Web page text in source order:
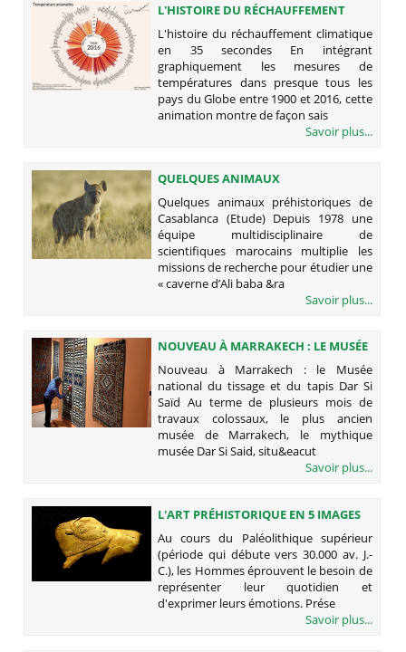
L'HISTOIRE DU RÉCHAUFFEMENT
CLIMATIQUE EN 35 SECONDES
L'histoire du réchauffement climatique
en 35 secondes En intégrant
graphiquement les mesures de
températures dans presque tous les
pays du Globe entre 1900 et 2016, cette
animation montre de façon sais
Savoir plus...
QUELQUES ANIMAUX
PRÉHISTORIQUES DE CASABLANCA
(ETUDE)
Quelques animaux préhistoriques de
Casablanca (Etude) Depuis 1978 une
équipe multidisciplinaire de
scientifiques marocains multiplie les
missions de recherche pour étudier une
« caverne d’Ali baba &ra
Savoir plus...
NOUVEAU À MARRAKECH : LE MUSÉE
NATIONAL DU TISSAGE ET DU TAPIS
DAR SI SAÏD
Nouveau à Marrakech : le Musée
national du tissage et du tapis Dar Si
Saïd Au terme de plusieurs mois de
travaux colossaux, le plus ancien
musée de Marrakech, le mythique
musée Dar Si Said, situ&eacut
Savoir plus...
L'ART PRÉHISTORIQUE EN 5 IMAGES
EXCEPTIONNELLES
Au cours du Paléolithique supérieur
(période qui débute vers 30.000 av. J.-
C.), les Hommes éprouvent le besoin de
représenter leur quotidien et
d'exprimer leurs émotions. Prése
Savoir plus...